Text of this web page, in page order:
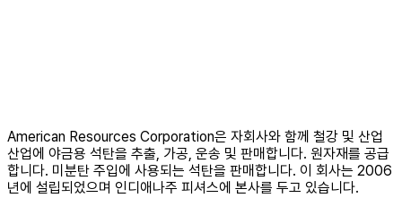
American Resources Corporation은 자회사와 함께 철강 및 산업
산업에 야금용 석탄을 추출, 가공, 운송 및 판매합니다. 원자재를 공급
합니다. 미분탄 주입에 사용되는 석탄을 판매합니다. 이 회사는 2006
년에 설립되었으며 인디애나주 피셔스에 본사를 두고 있습니다.